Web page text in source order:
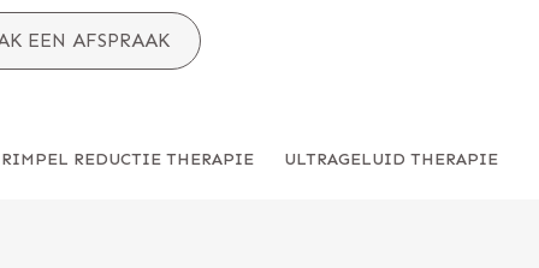
EEN AFSPRAAK
RIMPEL REDUCTIE THERAPIE ULTRAGELUID THERAPIE